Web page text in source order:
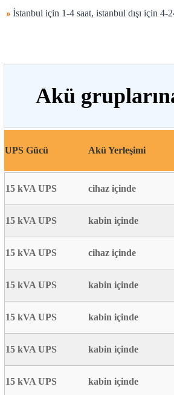
İstanbul için 1-4 saat, istanbul dışı için 4-
Akü
UPS Gücü Akü Yerleşimi
15 kVA UPS cihaz içinde
15 kVA UPS kabin içinde
15 kVA UPS cihaz içinde
15 kVA UPS kabin içinde
15 kVA UPS kabin içinde
15 kVA UPS kabin içinde
15 kVA UPS kabin içinde